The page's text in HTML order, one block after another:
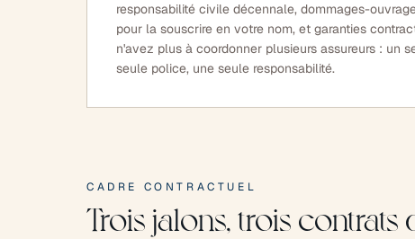
responsabilité civile décennale, dommages-
pour la souscrire en votre nom, et garanties
n'avez plus à coordonner plusieurs assureurs : un
seule police, une seule responsabilité.
CADRE CONTRACTUEL
Trois jalons, trois contrats